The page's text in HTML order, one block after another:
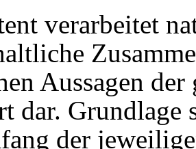
verarbeitet
Aussagen
dar. Grundlage
der